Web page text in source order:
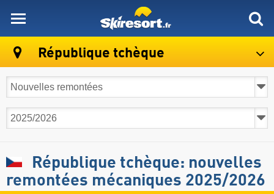
République tchèque
République tchèque: nouvelles
remontées mécaniques 2025/2026